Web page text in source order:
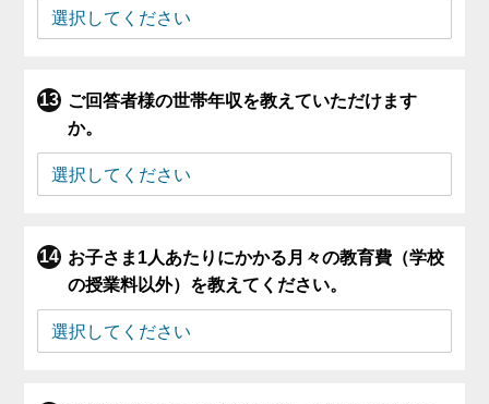
ご回答者様の世帯年収を教えていただけます
か。
お子さま1人あたりにかかる月々の教育費（学校
の授業料以外）を教えてください。